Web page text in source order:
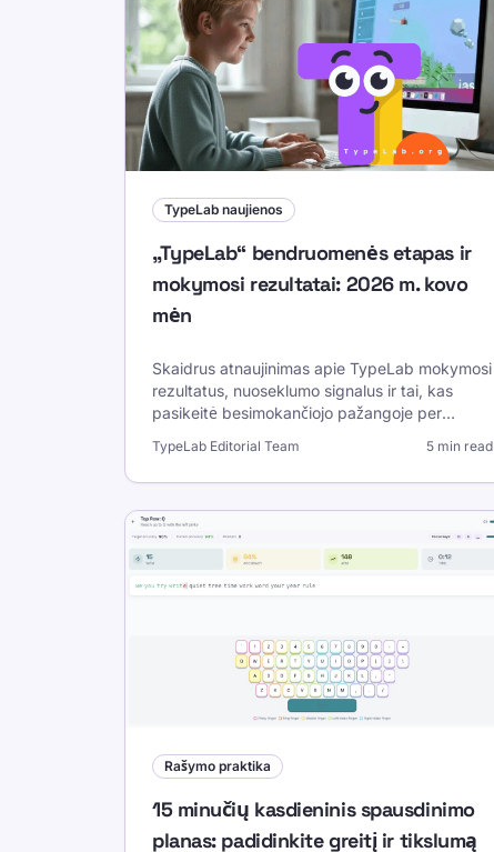
TypeLab naujienos
„TypeLab“ bendruomenės etapas ir
mokymosi rezultatai: 2026 m. kovo
mėn
Skaidrus atnaujinimas apie TypeLab mokymosi
rezultatus, nuoseklumo signalus ir tai, kas
pasikeitė besimokančiojo pažangoje per
mokymo prioritetus.
TypeLab Editorial Team 5 min read
Rašymo praktika
15 minučių kasdieninis spausdinimo
planas: padidinkite greitį ir tikslumą